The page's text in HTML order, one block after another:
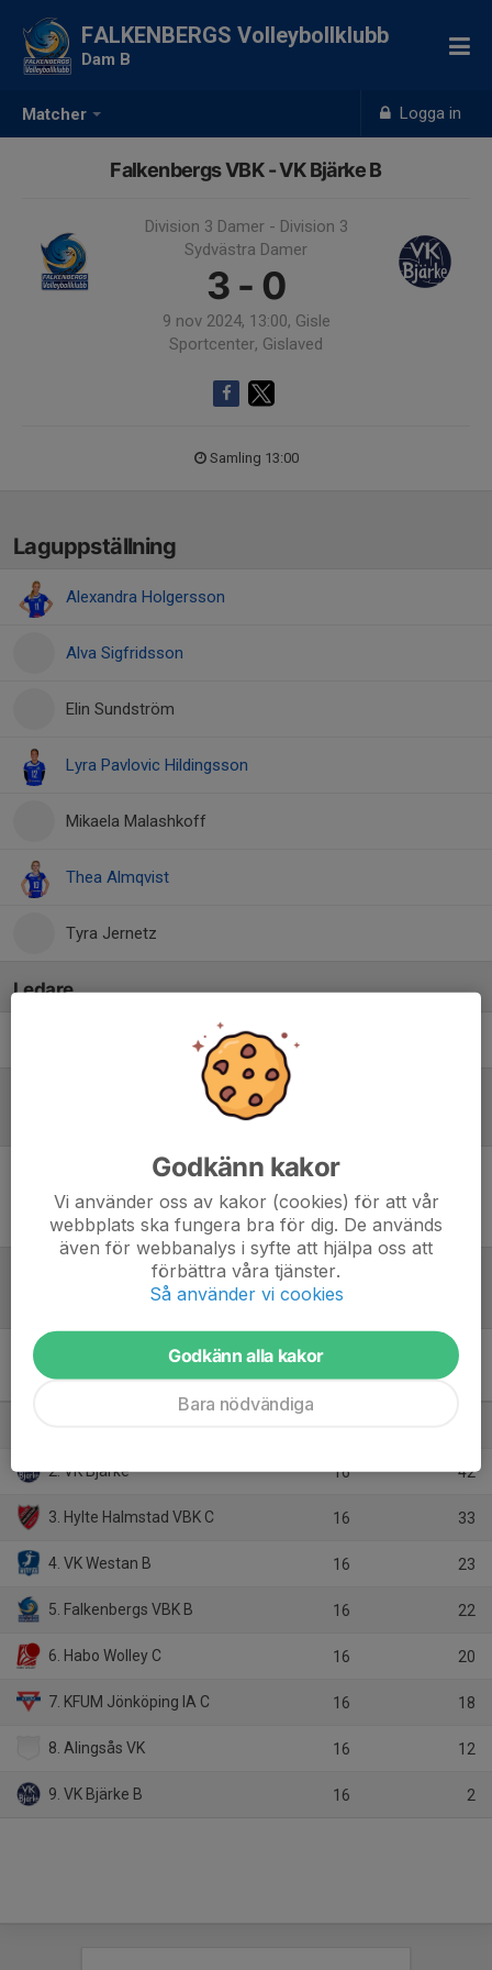
Matcher Logga in
FALKENBERGS Volleybollklubb
Dam B
Falkenbergs VBK - VK Bjärke B
Division 3 Damer - Division 3
Sydvästra Damer
3 - 0
9 nov 2024, 13:00, Gisle
Sportcenter, Gislaved
Samling 13:00
Laguppställning
Alexandra Holgersson
Alva Sigfridsson
Elin Sundström
Lyra Pavlovic Hildingsson
Mikaela Malashkoff
Thea Almqvist
Tyra Jernetz
Ledare
Ledare
Inget referat skrivet
Division 3 Damer - Division
3 Sydvästra Damer
M
2. VK Bjärke 16 42
3. Hylte Halmstad VBK C 16 33
4. VK Westan B 16 23
5. Falkenbergs VBK B 16 22
6. Habo Wolley C 16 20
7. KFUM Jönköping IA C 16 18
8. Alingsås VK 16 12
9. VK Bjärke B 16 2
Godkänn kakor
Vi använder oss av kakor (cookies) för att vår
webbplats ska fungera bra för dig. De används
även för webbanalys i syfte att hjälpa oss att
förbättra våra tjänster.
Så använder vi cookies
Godkänn alla kakor
Bara nödvändiga